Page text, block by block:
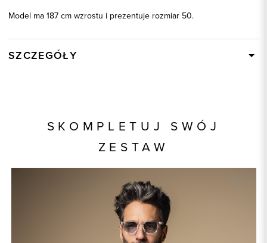
Model ma 187 cm wzrostu i prezentuje rozmiar 50.
SZCZEGÓŁY
SKOMPLETUJ SWÓJ
ZESTAW